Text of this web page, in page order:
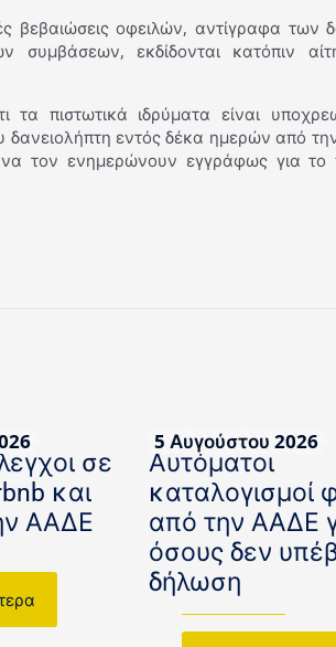
βεβαιώσεις οφειλών, αντίγραφα των
συμβάσεων, εκδίδονται κατόπιν
τα πιστωτικά ιδρύματα είναι
δανειολήπτη εντός δέκα ημερών από
να τον ενημερώνουν εγγράφως για
σε
και
ΑΑΔΕ
5 Αυγούστου 2026
Αυτόματοι
καταλογισμοί
από την ΑΑΔΕ
όσους δεν
δήλωση